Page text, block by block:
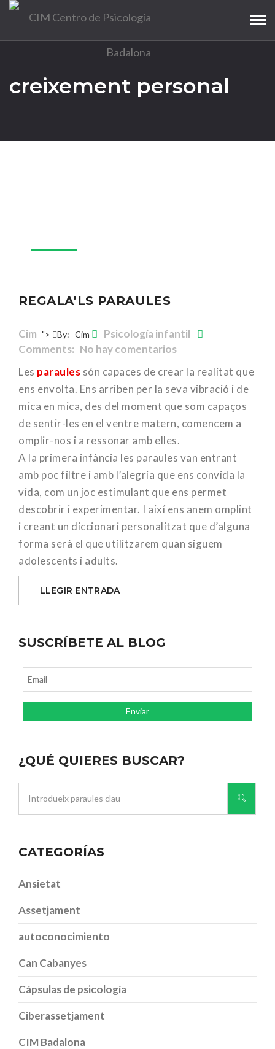
creixement personal
REGALA’LS PARAULES
Cim "> By: Cim
Psicología infantil
Comments: No hay comentarios
Les paraules són capaces de crear la realitat que
ens envolta. Ens arriben per la seva vibració i de
mica en mica, des del moment que som capaços
de sentir-les en el ventre matern, comencem a
omplir-nos i a ressonar amb elles.
A la primera infància les paraules van entrant
amb poc filtre i amb l’alegria que ens convida la
vida, com un joc estimulant que ens permet
descobrir i experimentar. I així ens anem omplint
i creant un diccionari personalitzat que d’alguna
forma serà el que utilitzarem quan siguem
adolescents i adults.
LLEGIR ENTRADA
SUSCRÍBETE AL BLOG
¿QUÉ QUIERES BUSCAR?
CATEGORÍAS
Ansietat
Assetjament
autoconocimiento
Can Cabanyes
Cápsulas de psicología
Ciberassetjament
CIM Badalona